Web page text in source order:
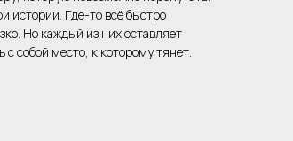
истории. Где-то всё быстро
Но каждый из них оставляет
собой место, к которому тянет.